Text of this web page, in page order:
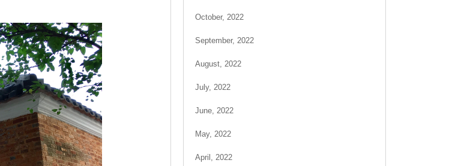
October, 2022
September, 2022
August, 2022
July, 2022
June, 2022
May, 2022
April, 2022